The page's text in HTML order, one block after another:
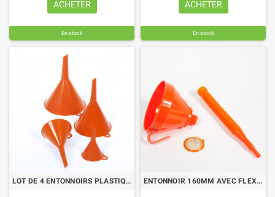
ACHETER
En stock
ACHETER
En stock
LOT DE 4 ENTONNOIRS PLASTIQUES ENTONNOIR 160MM AVEC FLEXIBLE ET FILTRE